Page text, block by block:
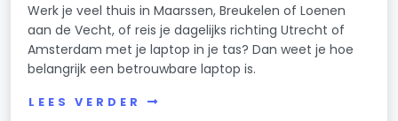
Werk je veel thuis in Maarssen, Breukelen of Loenen
aan de Vecht, of reis je dagelijks richting Utrecht of
Amsterdam met je laptop in je tas? Dan weet je hoe
belangrijk een betrouwbare laptop is.
LEES VERDER